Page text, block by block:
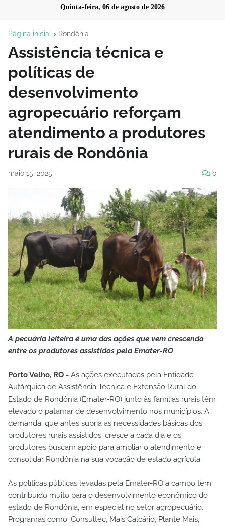
Quinta-feira, 06 de agosto de 2026
Página inicial Rondônia
Assistência técnica e
políticas de
desenvolvimento
agropecuário reforçam
atendimento a produtores
rurais de Rondônia
maio 15, 2025 0
A pecuária leiteira é uma das ações que vem crescendo
entre os produtores assistidos pela Emater-RO
Porto Velho, RO - As ações executadas pela Entidade
Autárquica de Assistência Técnica e Extensão Rural do
Estado de Rondônia (Emater-RO) junto às famílias rurais têm
elevado o patamar de desenvolvimento nos municípios. A
demanda, que antes supria as necessidades básicas dos
produtores rurais assistidos, cresce a cada dia e os
produtores buscam apoio para ampliar o atendimento e
consolidar Rondônia na sua vocação de estado agrícola.
As políticas públicas levadas pela Emater-RO a campo tem
contribuído muito para o desenvolvimento econômico do
estado de Rondônia, em especial no setor agropecuário.
Programas como: Consultec, Mais Calcário, Plante Mais,